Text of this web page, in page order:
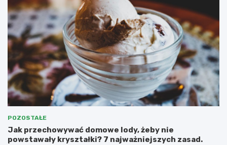
POZOSTAŁE
Jak przechowywać domowe lody, żeby nie
powstawały kryształki? 7 najważniejszych zasad.